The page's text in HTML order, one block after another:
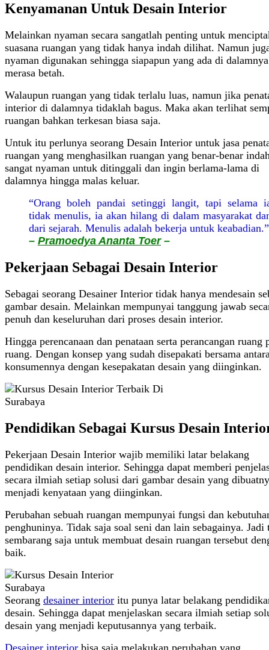
Kenyamanan Untuk Desain Interior
Melainkan nyaman secara sangatlah penting untuk
suasana ruangan yang tidak hanya indah dilihat. Namun
nyaman digunakan sehingga siapapun yang ada di
merasa betah.
Walaupun ruangan yang tidak terlalu luas, namun jika
interior di dalamnya tidaklah bagus. Maka akan terlihat
ruangan bahkan terkesan biasa saja.
Untuk itu perlunya seorang Desain Interior untuk jasa
ruangan yang menghasilkan ruangan yang benar-benar
sangat nyaman untuk ditinggali dan ingin berlama-lama di
dalamnya hingga malas keluar.
“Orang boleh pandai setinggi langit, tapi selama
tidak menulis, ia akan hilang di dalam masyarakat
dari sejarah. Menulis adalah bekerja untuk keabadian.”
– Pramoedya Ananta Toer–
Pekerjaan Sebagai Desain Interior
Sebagai seorang Desainer Interior tidak hanya mendesain
gambar desain. Melainkan mempunyai tanggung jawab
penuh dan keseluruhan dari proses desain interior.
Hingga perencanaan dan penataan serta perancangan ruang
ruang. Dengan konsep yang sudah disepakati bersama
konsumennya dengan kesepakatan desain yang diinginkan.
Pendidikan Sebagai Kursus Desain
Pekerjaan Desain Interior wajib memiliki latar belakang
pendidikan desain interior. Sehingga dapat memberi
secara ilmiah setiap solusi dari gambar desain yang
menjadi kenyataan yang diinginkan.
Perubahan sebuah ruangan mempunyai fungsi dan
penghuninya. Tidak saja soal seni dan lain sebagainya. Jadi
sembarang saja untuk membuat desain ruangan tersebut
baik.
Seorang desainer interior itu punya latar belakang
desain. Sehingga dapat menjelaskan secara ilmiah setiap
desain yang menjadi keputusannya yang terbaik.
Desainer interior bisa saja melakukan perubahan yang